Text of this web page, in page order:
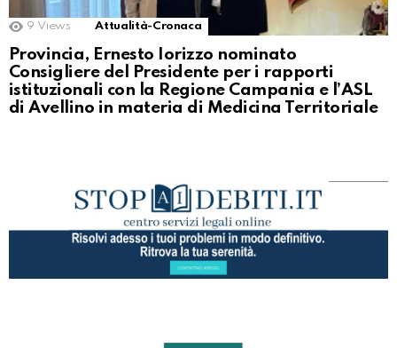
9 Views Attualità-Cronaca
Provincia, Ernesto Iorizzo nominato
Consigliere del Presidente per i rapporti
istituzionali con la Regione Campania e l’ASL
di Avellino in materia di Medicina Territoriale